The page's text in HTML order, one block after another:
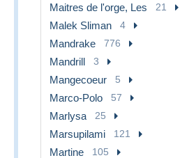
Maitres de l'orge, Les 21
Malek Sliman 4
Mandrake 776
Mandrill 3
Mangecoeur 5
Marco-Polo 57
Marlysa 25
Marsupilami 121
Martine 105